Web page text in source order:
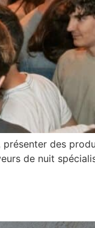
présenter des
de nuit